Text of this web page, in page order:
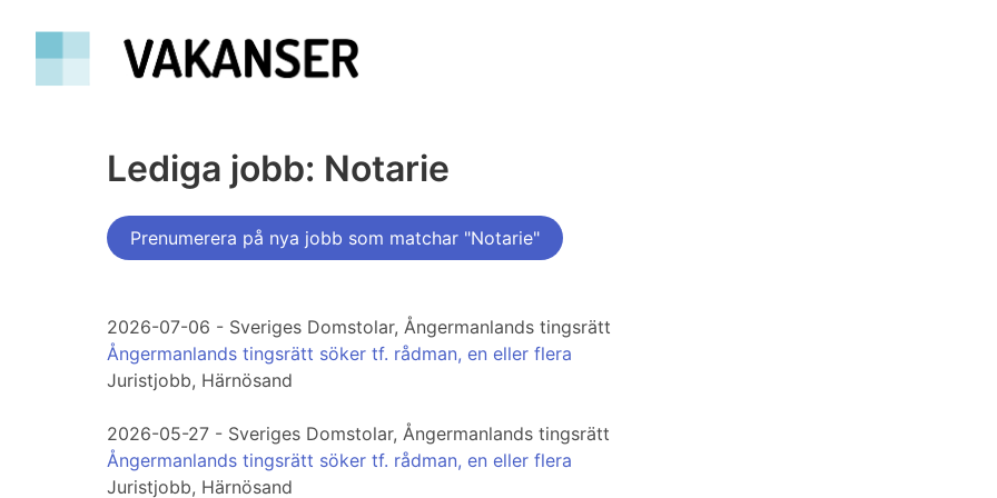
Lediga jobb: Notarie
Prenumerera på nya jobb som matchar "Notarie"
2026-07-06 - Sveriges Domstolar, Ångermanlands tingsrätt
Ångermanlands tingsrätt söker tf. rådman, en eller flera
Juristjobb, Härnösand
2026-05-27 - Sveriges Domstolar, Ångermanlands tingsrätt
Ångermanlands tingsrätt söker tf. rådman, en eller flera
Juristjobb, Härnösand